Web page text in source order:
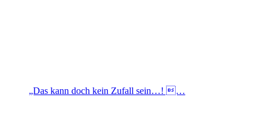
„Das kann doch kein Zufall sein…! …